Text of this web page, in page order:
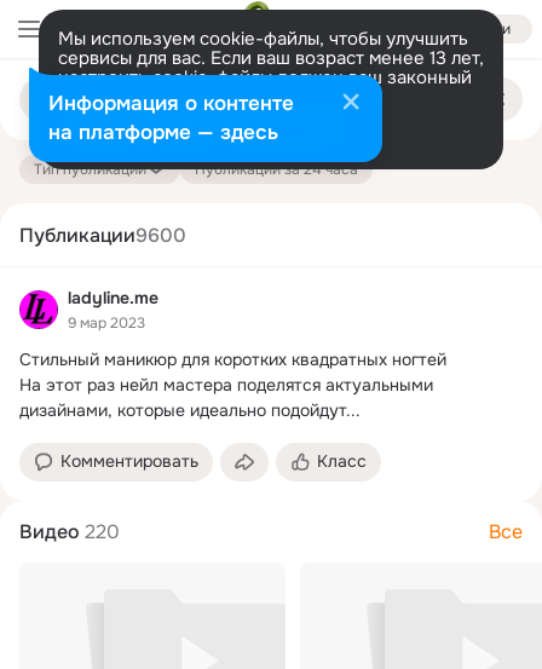
Войти
Мы используем cookie-файлы, чтобы улучшить
сервисы для вас. Если ваш возраст менее 13 лет,
настроить cookie-файлы должен ваш законный
представитель. Больше информации
Разрешить все Настроить
Поиск
публикациям
Тип публикации Публикации за 24 часа
Публикации9600
ladyline.me
9 мар 2023
Стильный маникюр для коротких квадратных ногтей
На этот раз нейл мастера поделятся актуальными
дизайнами, которые идеально подойдут...
Комментировать Класс
Видео 220 Все
Информация о контенте
на платформе — здесь